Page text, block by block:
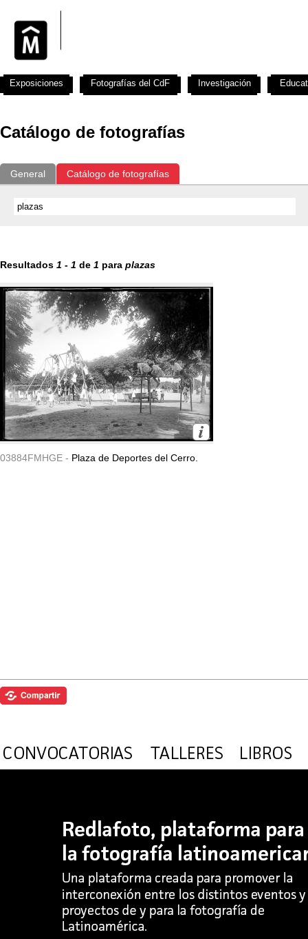
Catálogo de fotografías
General Catálogo de fotografías
Resultados 1 - 1 de 1 para plazas
03884FMHGE - Plaza de Deportes del Cerro.
Exposiciones Fotografías del CdF Investigación